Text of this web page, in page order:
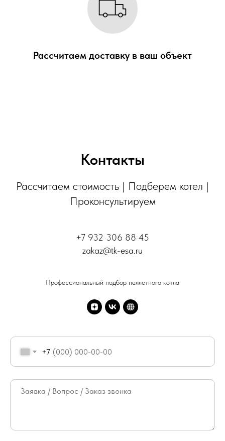
Рассчитаем доставку в ваш объект
Контакты
Рассчитаем стоимость | Подберем котел |
Проконсультируем
+7 932 306 88 45
zakaz@tk-esa.ru
Профессиональный подбор пеллетного котла
+7